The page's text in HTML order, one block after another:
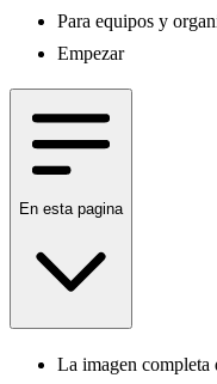
Para equipos y
Empezar
En esta pagina
La imagen completa